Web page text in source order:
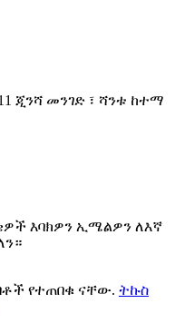
ጂንሻ መንገድ ፣ ሻንቱ ከተማ
እባክዎን ኢሜልዎን ለእኛ
የተጠበቁ ናቸው. ትኩስ